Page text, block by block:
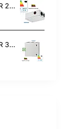
Rekuperatorius KOMFOVENT Domekt R 250 F C6 L/AZ F7/M5
Rekuperatorius KOMFOVENT Domekt R 300 V C8 L/A F7/M5